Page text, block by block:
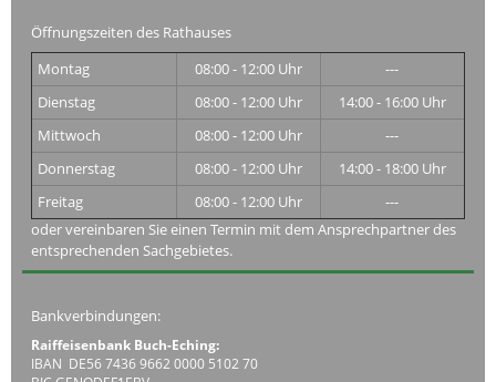
Öffnungszeiten des Rathauses
Montag
08:00 - 12:00 Uhr
---
Dienstag
08:00 - 12:00 Uhr
14:00 - 16:00 Uhr
Mittwoch
08:00 - 12:00 Uhr
---
Donnerstag
08:00 - 12:00 Uhr
14:00 - 18:00 Uhr
Freitag
08:00 - 12:00 Uhr
---
oder vereinbaren Sie einen Termin mit dem Ansprechpartner des
entsprechenden Sachgebietes.
Bankverbindungen:
Raiffeisenbank Buch-Eching:
IBAN DE56 7436 9662 0000 5102 70